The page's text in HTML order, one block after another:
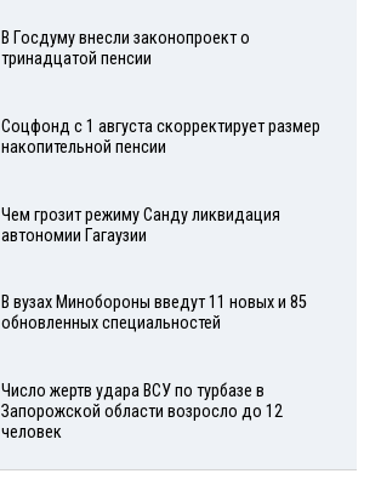
В Госдуму внесли законопроект о
тринадцатой пенсии
Соцфонд с 1 августа скорректирует размер
накопительной пенсии
Чем грозит режиму Санду ликвидация
автономии Гагаузии
В вузах Минобороны введут 11 новых и 85
обновленных специальностей
Число жертв удара ВСУ по турбазе в
Запорожской области возросло до 12
человек